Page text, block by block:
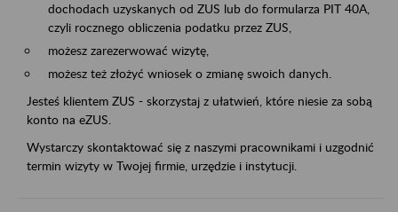
dochodach uzyskanych od ZUS lub do formularza PIT 40A,
czyli rocznego obliczenia podatku przez ZUS,
możesz zarezerwować wizytę,
możesz też złożyć wniosek o zmianę swoich danych.
Jesteś klientem ZUS - skorzystaj z ułatwień, które niesie za sobą
konto na eZUS.
Wystarczy skontaktować się z naszymi pracownikami i uzgodnić
termin wizyty w Twojej firmie, urzędzie i instytucji.